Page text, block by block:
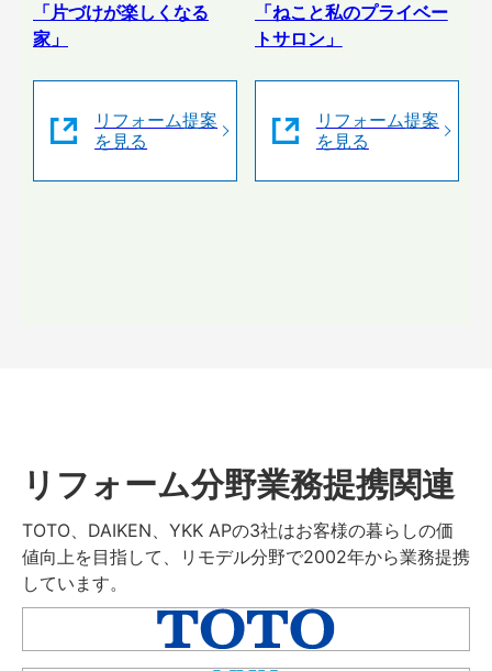
「片づけが楽しくなる
家」
リフォーム提案
を見る
「ねこと私のプライベー
トサロン」
リフォーム提案
を見る
リフォーム分野業務提携関連
TOTO、DAIKEN、YKK APの3社はお客様の暮らしの価
値向上を目指して、リモデル分野で2002年から業務提携
しています。